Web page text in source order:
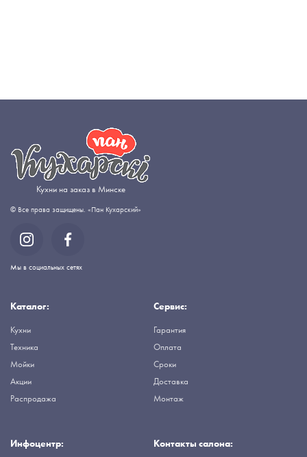
Кухни на заказ в Минске
© Все права защищены. «Пан Кухарский»
Мы в социальных сетях
Каталог:
Кухни
Техника
Мойки
Акции
Распродажа
Сервис:
Гарантия
Оплата
Сроки
Доставка
Монтаж
Инфоцентр: Контакты салона: